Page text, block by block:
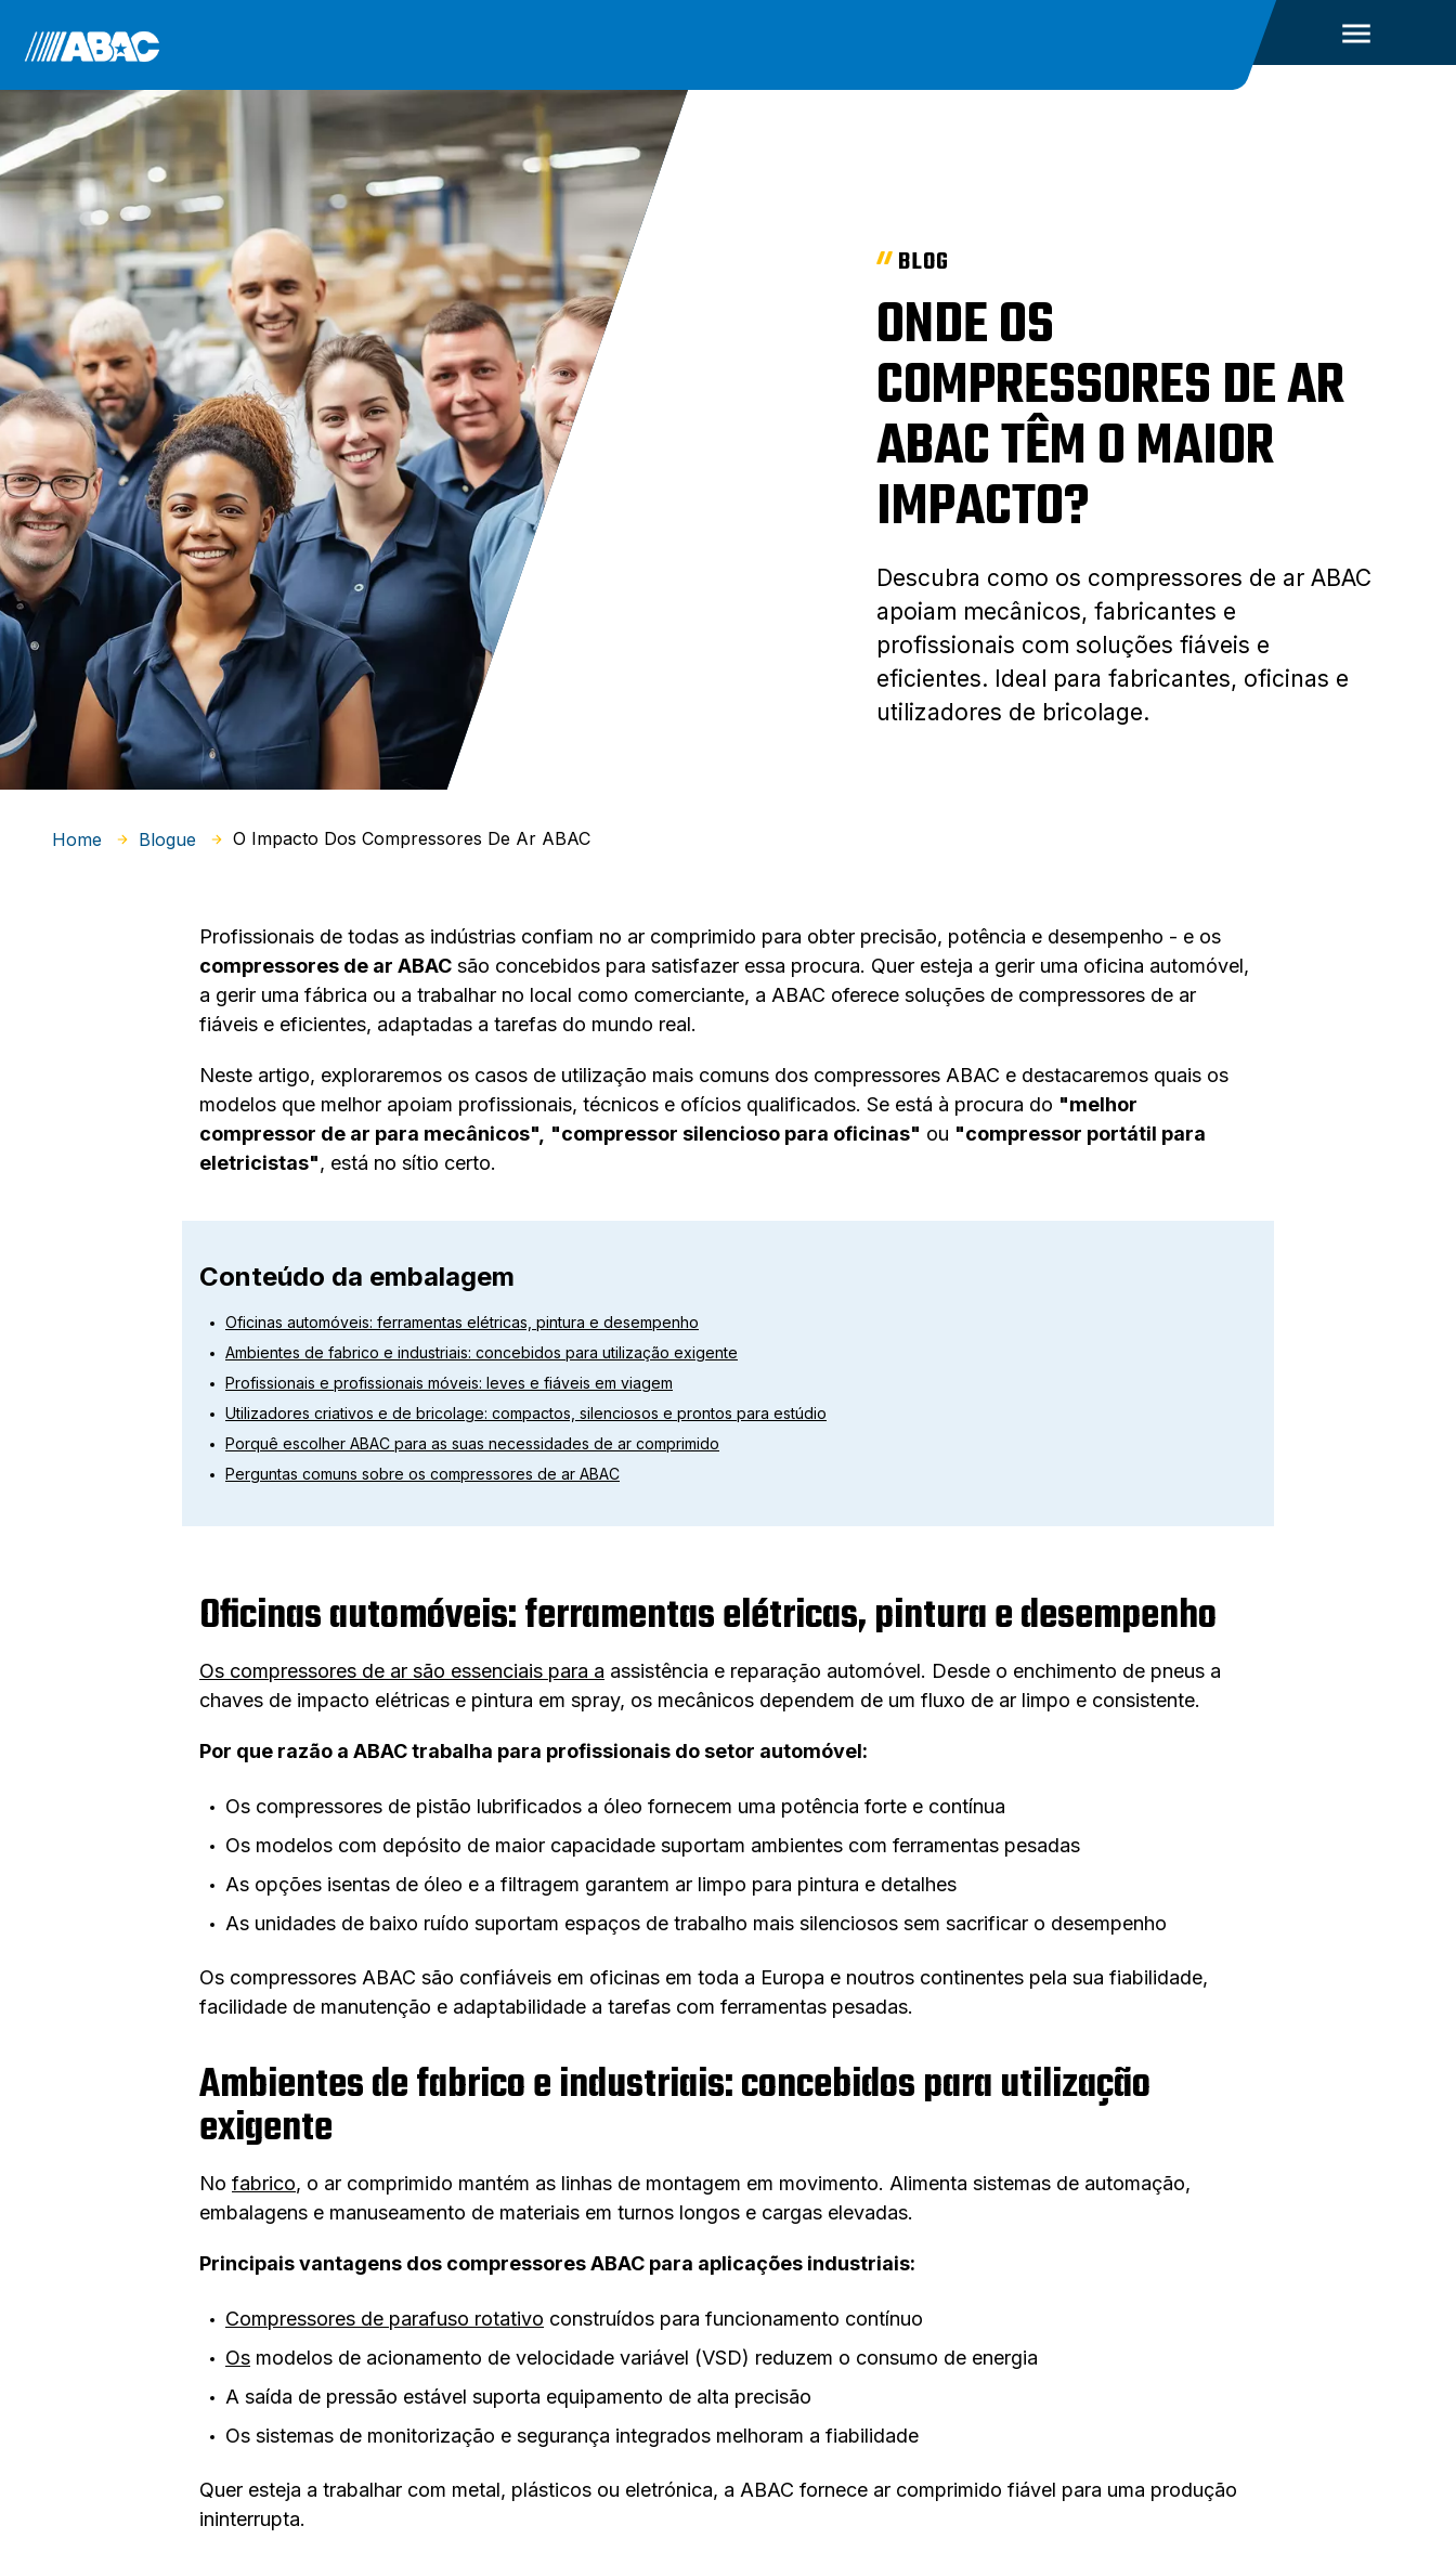
BLOG
ONDE OS
COMPRESSORES DE AR
ABAC TÊM O MAIOR
IMPACTO?
Descubra como os compressores de ar ABAC
apoiam mecânicos, fabricantes e
profissionais com soluções fiáveis e
eficientes. Ideal para fabricantes, oficinas e
utilizadores de bricolage.
Home Blogue O Impacto Dos Compressores De Ar ABAC
Profissionais de todas as indústrias confiam no ar comprimido para obter precisão, potência e desempenho - e os
compressores de ar ABAC são concebidos para satisfazer essa procura. Quer esteja a gerir uma oficina automóvel,
a gerir uma fábrica ou a trabalhar no local como comerciante, a ABAC oferece soluções de compressores de ar
fiáveis e eficientes, adaptadas a tarefas do mundo real.
Neste artigo, exploraremos os casos de utilização mais comuns dos compressores ABAC e destacaremos quais os
modelos que melhor apoiam profissionais, técnicos e ofícios qualificados. Se está à procura do "melhor
compressor de ar para mecânicos",
"compressor silencioso para oficinas" ou "compressor portátil para
eletricistas", está no sítio certo.
Conteúdo da embalagem
Oficinas automóveis: ferramentas elétricas, pintura e desempenho
Ambientes de fabrico e industriais: concebidos para utilização exigente
Profissionais e profissionais móveis: leves e fiáveis em viagem
Utilizadores criativos e de bricolage: compactos, silenciosos e prontos para estúdio
Porquê escolher ABAC para as suas necessidades de ar comprimido
Perguntas comuns sobre os compressores de ar ABAC
Oficinas automóveis: ferramentas elétricas, pintura e desempenho
Os compressores de ar são essenciais para a assistência e reparação automóvel. Desde o enchimento de pneus a
chaves de impacto elétricas e pintura em spray, os mecânicos dependem de um fluxo de ar limpo e consistente.
Por que razão a ABAC trabalha para profissionais do setor automóvel:
Os compressores de pistão lubrificados a óleo fornecem uma potência forte e contínua
Os modelos com depósito de maior capacidade suportam ambientes com ferramentas pesadas
As opções isentas de óleo e a filtragem garantem ar limpo para pintura e detalhes
As unidades de baixo ruído suportam espaços de trabalho mais silenciosos sem sacrificar o desempenho
Os compressores ABAC são confiáveis em oficinas em toda a Europa e noutros continentes pela sua fiabilidade,
facilidade de manutenção e adaptabilidade a tarefas com ferramentas pesadas.
Ambientes de fabrico e industriais: concebidos para utilização
exigente
No fabrico, o ar comprimido mantém as linhas de montagem em movimento. Alimenta sistemas de automação,
embalagens e manuseamento de materiais em turnos longos e cargas elevadas.
Principais vantagens dos compressores ABAC para aplicações industriais:
Compressores de parafuso rotativo construídos para funcionamento contínuo
Os modelos de acionamento de velocidade variável (VSD) reduzem o consumo de energia
A saída de pressão estável suporta equipamento de alta precisão
Os sistemas de monitorização e segurança integrados melhoram a fiabilidade
Quer esteja a trabalhar com metal, plásticos ou eletrónica, a ABAC fornece ar comprimido fiável para uma produção
ininterrupta.